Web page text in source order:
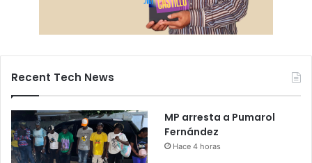
Recent Tech News
MP arresta a Pumarol
Fernández
Hace 4 horas